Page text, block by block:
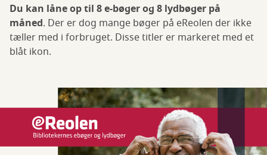
Du kan låne op til 8 e-bøger og 8 lydbøger på
måned. Der er dog mange bøger på eReolen der ikke
tæller med i forbruget. Disse titler er markeret med et
blåt ikon.